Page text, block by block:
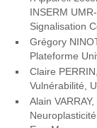
INSERM
Signalisation
Grégory
Plateforme
Claire
Vulnérabilité,
Alain